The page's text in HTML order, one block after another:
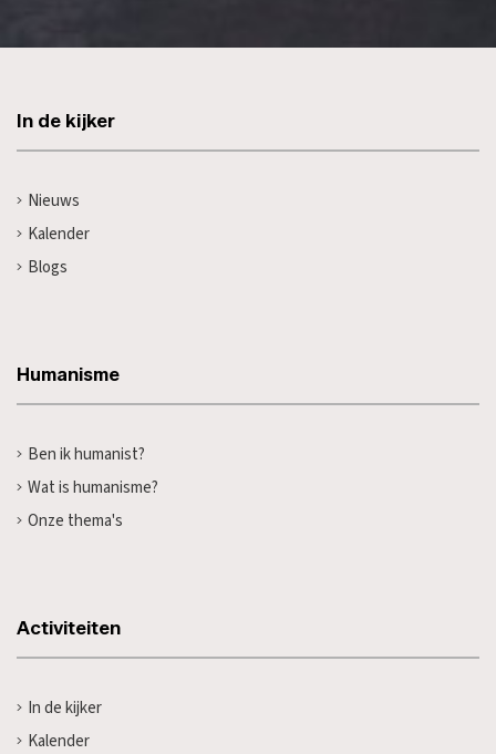
In de kijker
Nieuws
Kalender
Blogs
Humanisme
Ben ik humanist?
Wat is humanisme?
Onze thema's
Activiteiten
In de kijker
Kalender